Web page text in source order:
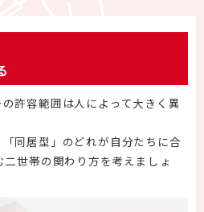
許容範囲は人によって大きく異
「同居型」のどれが自分たちに合
世帯の関わり方を考えましょ